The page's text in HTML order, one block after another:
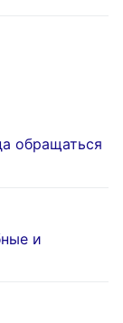
обращаться
и